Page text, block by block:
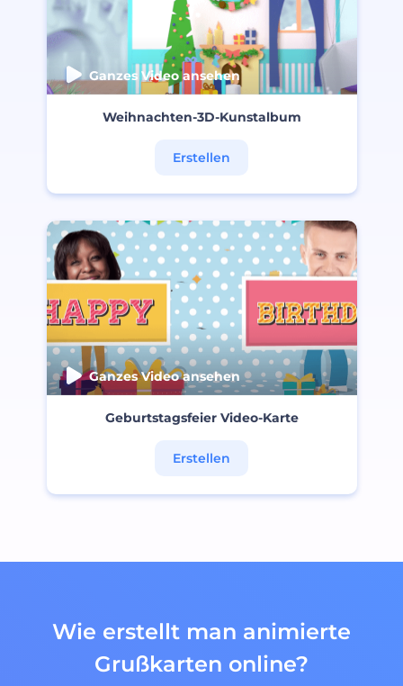
Ganzes Video ansehen
Weihnachten-3D-Kunstalbum
Erstellen
Ganzes Video ansehen
Geburtstagsfeier Video-Karte
Erstellen
Wie erstellt man animierte
Grußkarten online?